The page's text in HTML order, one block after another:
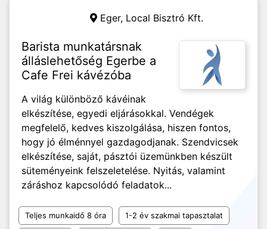
Eger, Local Bisztró Kft.
Barista munkatársnak
álláslehetőség Egerbe a
Cafe Frei kávézóba
A világ különböző kávéinak
elkészítése, egyedi eljárásokkal. Vendégek
megfelelő, kedves kiszolgálása, hiszen fontos,
hogy jó élménnyel gazdagodjanak. Szendvicsek
elkészítése, saját, pásztói üzemünkben készült
süteményeink felszeletelése. Nyitás, valamint
záráshoz kapcsolódó feladatok...
Teljes munkaidő 8 óra 1-2 év szakmai tapasztalat